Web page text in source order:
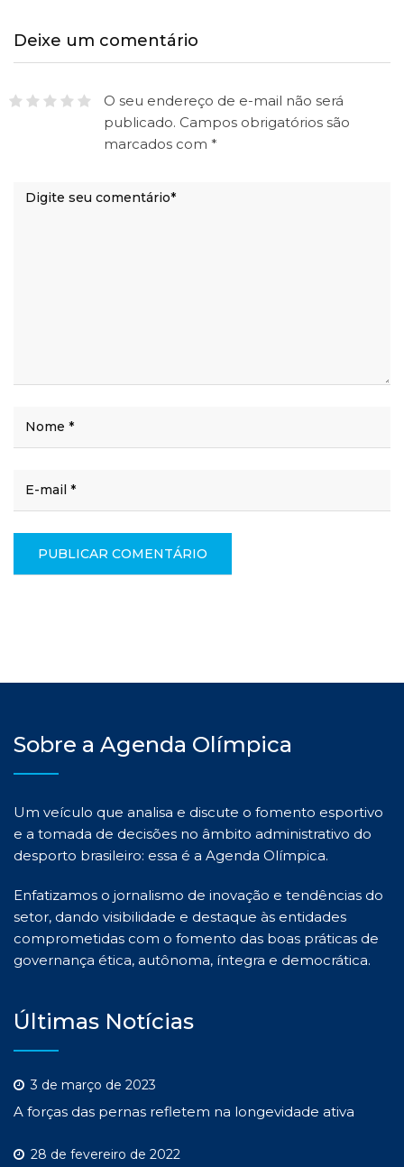
Deixe um comentário
O seu endereço de e-mail não será
publicado. Campos obrigatórios são
marcados com *
Sobre a Agenda Olímpica
Um veículo que analisa e discute o fomento esportivo
e a tomada de decisões no âmbito administrativo do
desporto brasileiro: essa é a Agenda Olímpica.
Enfatizamos o jornalismo de inovação e tendências do
setor, dando visibilidade e destaque às entidades
comprometidas com o fomento das boas práticas de
governança ética, autônoma, íntegra e democrática.
Últimas Notícias
3 de março de 2023
A forças das pernas refletem na longevidade ativa
28 de fevereiro de 2022